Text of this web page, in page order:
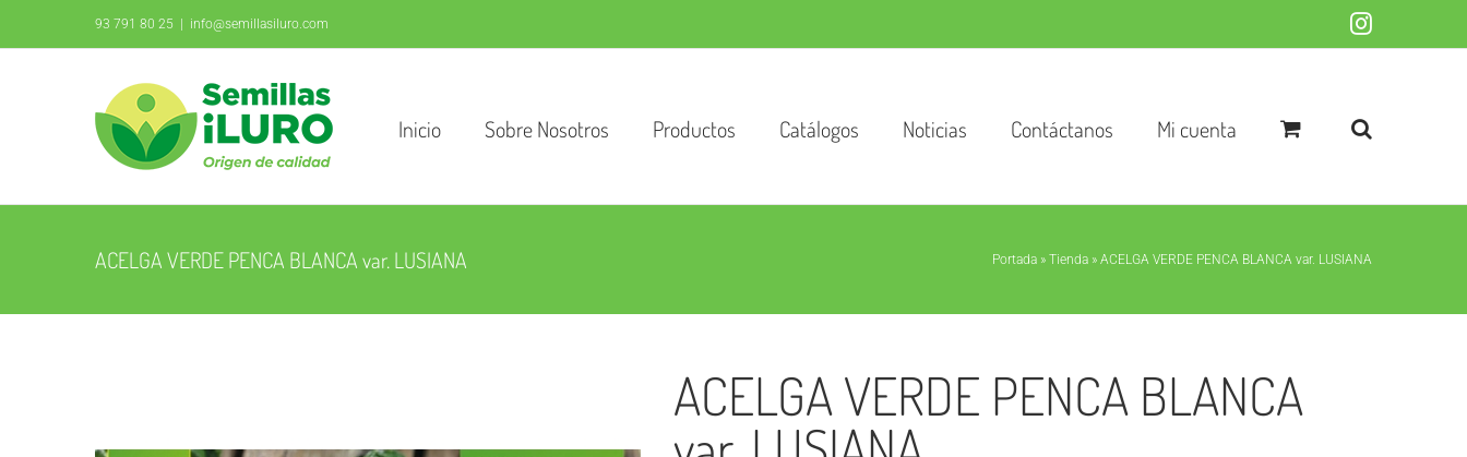
al
93 791 80 25 info@semillasiluro.com Instagram
Inicio Sobre Nosotros Productos Catálogos Noticias Contáctanos Mi cuenta
ACELGA VERDE PENCA BLANCA var. LUSIANA Portada » Tienda » ACELGA VERDE PENCA BLANCA var. LUSIANA
ACELGA VERDE PENCA BLANCA